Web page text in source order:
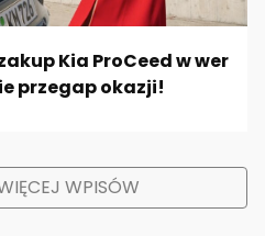
Kia ProCeed w wer
przegap okazji!
WPISÓW